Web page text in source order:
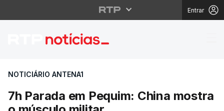
Entrar
7h Parada em
NOTICIÁRIO ANTENA1
7h Parada em Pequim: China mostra